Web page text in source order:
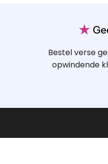
★
Bestel verse
opwindende